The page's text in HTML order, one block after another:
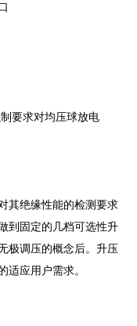
要求对均压球放电
其绝缘性能的检测要求
到固定的几档可选性升
极调压的概念后。升压
适应用户需求。